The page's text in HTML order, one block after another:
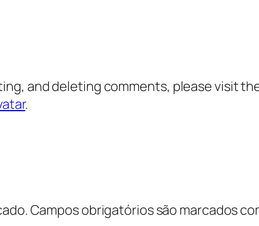
and deleting comments, please visit
.
Campos obrigatórios são marcados